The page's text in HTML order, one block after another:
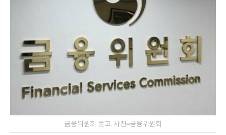
금융위원회 로고. 사진=금융위원회